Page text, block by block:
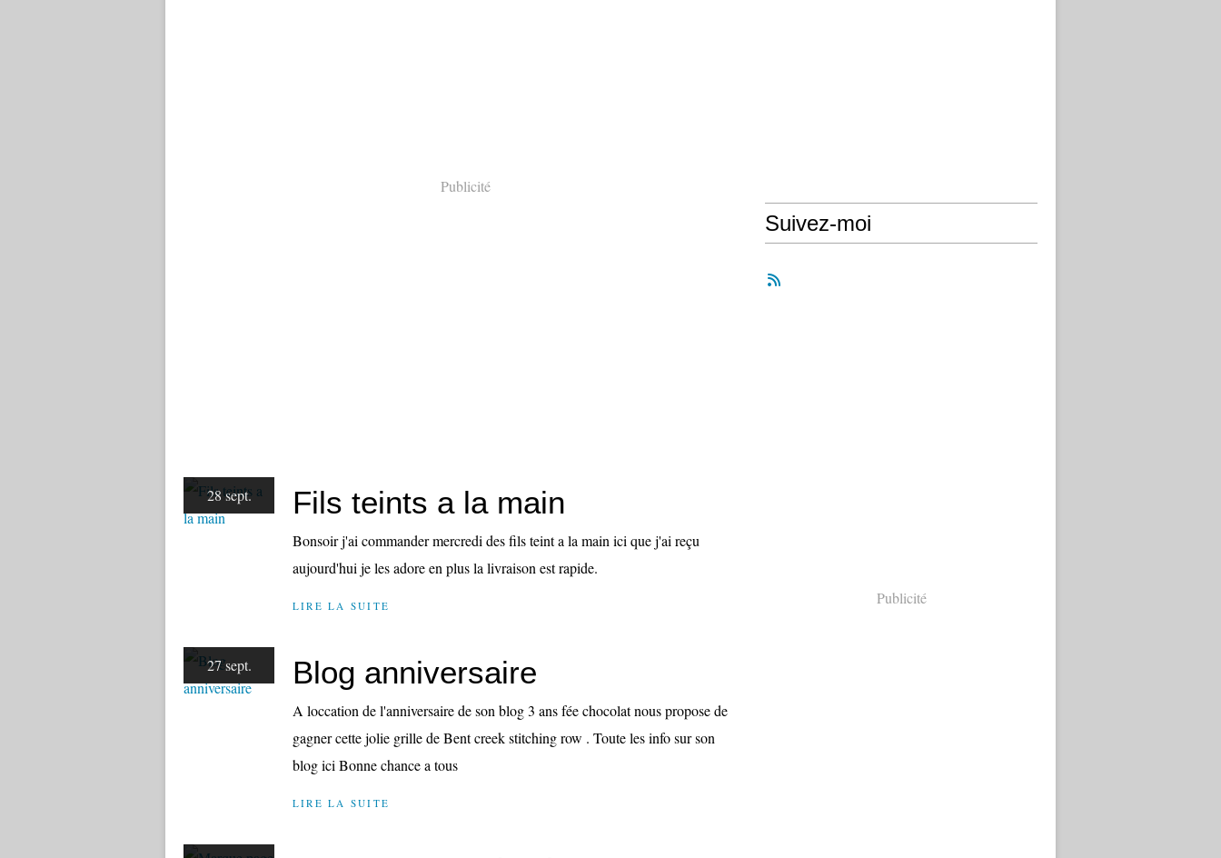
Publicité
28 sept. Fils teints a la main
Bonsoir j'ai commander mercredi des fils teint a la main ici que j'ai reçu
aujourd'hui je les adore en plus la livraison est rapide.
LIRE LA SUITE
27 sept. Blog anniversaire
A loccation de l'anniversaire de son blog 3 ans fée chocolat nous propose de
gagner cette jolie grille de Bent creek stitching row . Toute les info sur son
blog ici Bonne chance a tous
LIRE LA SUITE
Suivez-moi
Publicité